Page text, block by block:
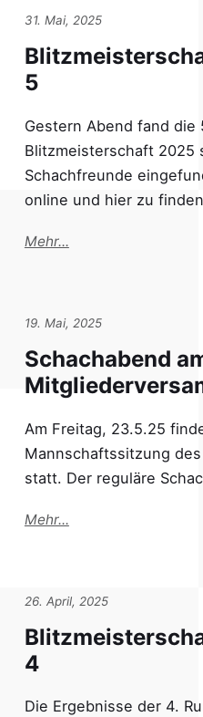
31. Mai, 2025
5
Gestern Abend fand die
Blitzmeisterschaft 2025
Schachfreunde
online und hier zu
Mehr...
19. Mai, 2025
Schachabend
Am Freitag, 23.5.25
Mannschaftssitzung
statt. Der reguläre
Mehr...
26. April, 2025
4
Die Ergebnisse der 4.